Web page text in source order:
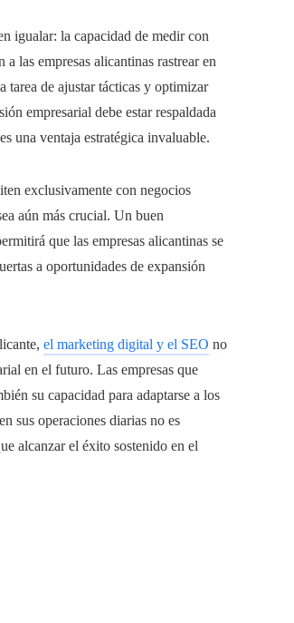
igualar: la capacidad de medir con
las empresas alicantinas rastrear en
tarea de ajustar tácticas y optimizar
empresarial debe estar respaldada
una ventaja estratégica invaluable.
exclusivamente con negocios
aún más crucial. Un buen
que las empresas alicantinas se
a oportunidades de expansión
el marketing digital y el SEO no
en el futuro. Las empresas que
su capacidad para adaptarse a los
sus operaciones diarias no es
alcanzar el éxito sostenido en el